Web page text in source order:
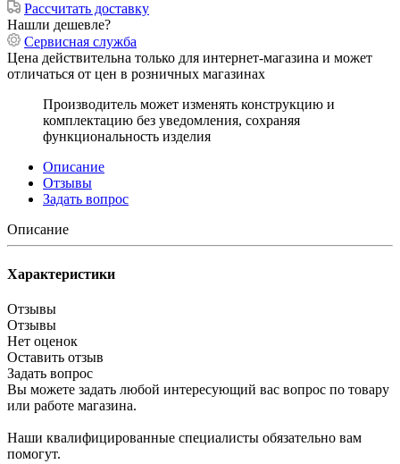
Рассчитать доставку
Нашли дешевле?
Сервисная служба
Цена действительна только для интернет-магазина и может
отличаться от цен в розничных магазинах
Производитель может изменять конструкцию и
комплектацию без уведомления, сохраняя
функциональность изделия
Описание
Отзывы
Задать вопрос
Описание
Характеристики
Отзывы
Отзывы
Нет оценок
Оставить отзыв
Задать вопрос
Вы можете задать любой интересующий вас вопрос по товару
или работе магазина.
Наши квалифицированные специалисты обязательно вам
помогут.